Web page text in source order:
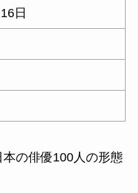
日
の俳優100人の形態